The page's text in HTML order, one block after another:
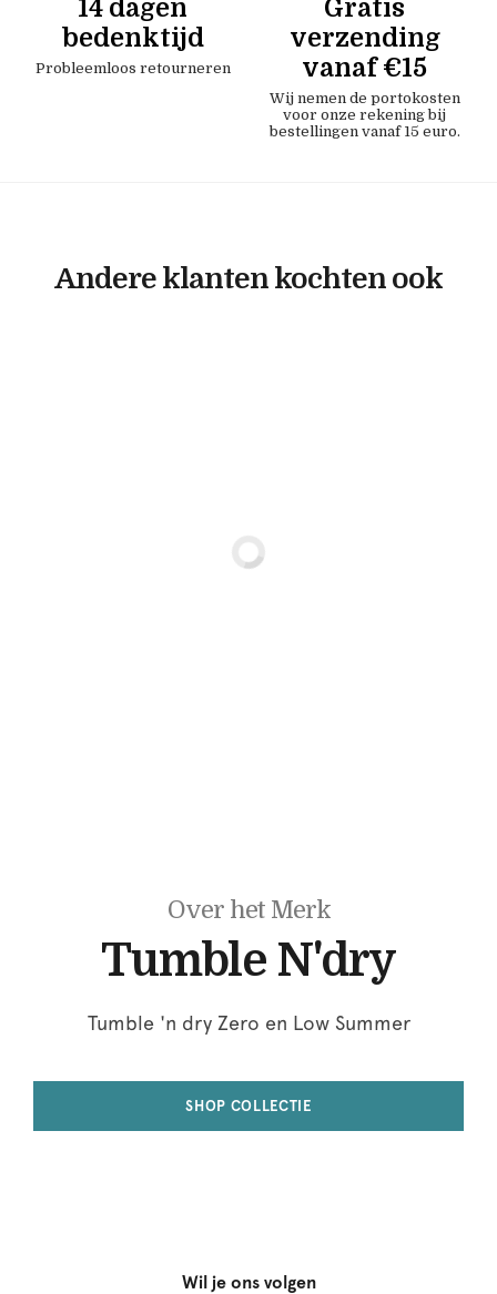
14 dagen
bedenktijd
Probleemloos retourneren
Gratis
verzending
vanaf €15
Wij nemen de portokosten
voor onze rekening bij
bestellingen vanaf 15 euro.
Andere klanten kochten ook
Over het Merk
Tumble N'dry
Tumble 'n dry Zero en Low Summer
SHOP COLLECTIE
Wil je ons volgen